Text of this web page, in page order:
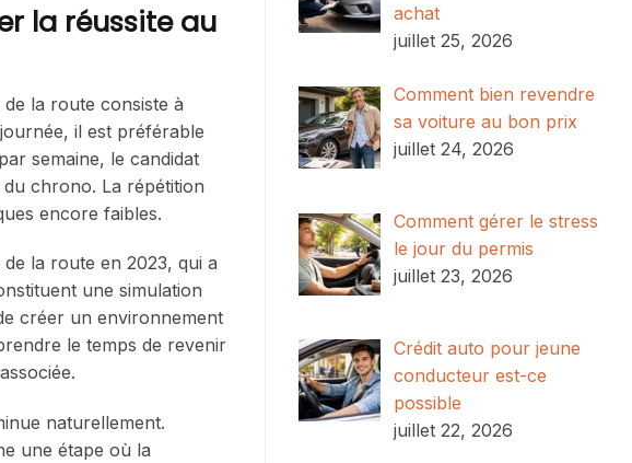
la réussite au
la route consiste à
il est préférable
semaine, le candidat
du chrono. La répétition
encore faibles.
la route en 2023, qui a
une simulation
créer un environnement
le temps de revenir
naturellement.
une étape où la
achat
juillet 25, 2026
Comment bien revendre
sa voiture au bon prix
juillet 24, 2026
Comment gérer le stress
le jour du permis
juillet 23, 2026
Crédit auto pour jeune
conducteur est-ce
possible
juillet 22, 2026